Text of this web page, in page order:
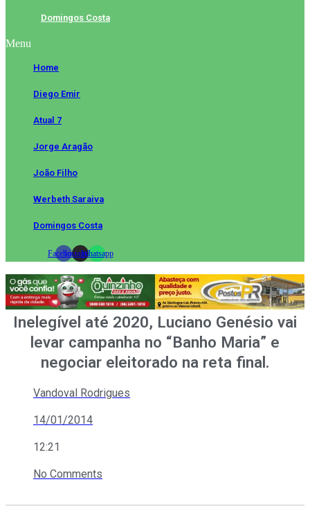
Domingos Costa
Menu
Home
Diego Emir
Atual 7
Jorge Aragão
João Filho
Werbeth Saraiva
Domingos Costa
FacebookInstagramWhatsapp
Inelegível até 2020, Luciano Genésio vai
levar campanha no “Banho Maria” e
negociar eleitorado na reta final.
Vandoval Rodrigues
14/01/2014
12:21
No Comments